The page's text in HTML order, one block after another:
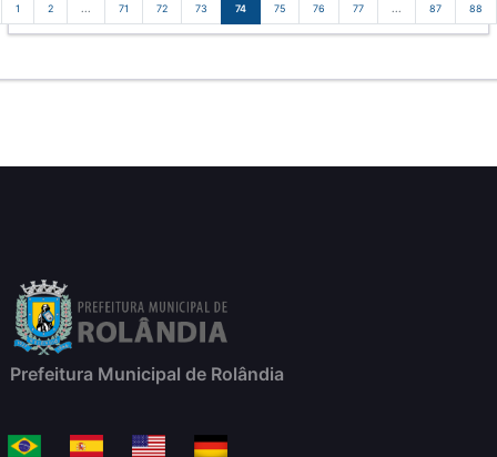
1 2 ... 71 72 73 74 75 76 77 ... 87 88
Prefeitura Municipal de Rolândia